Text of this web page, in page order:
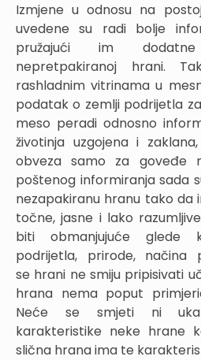
Izmjene u odnosu na
uvedene su radi bolje
pružajući im
nepretpakiranoj hrani.
rashladnim vitrinama u
podatak o zemlji podrijetla
meso peradi odnosno
životinja uzgojena i
obveza samo za goveđe
poštenog informiranja sada
nezapakiranu hranu tako da
točne, jasne i lako
biti obmanjujuće glede
podrijetla, prirode, načina
se hrani ne smiju pripisivati
hrana nema poput
Neće se smjeti ni
karakteristike neke hrane
slična hrana ima te